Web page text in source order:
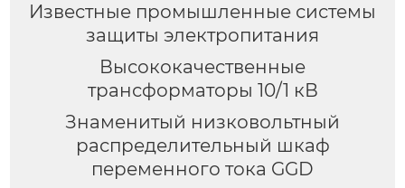
Известные промышленные системы
защиты электропитания
Высококачественные
трансформаторы 10/1 кВ
Знаменитый низковольтный
распределительный шкаф
переменного тока GGD